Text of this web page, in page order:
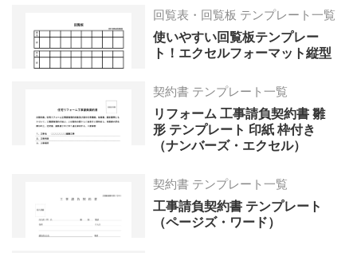
回覧表・回覧板 テンプレート一覧
使いやすい回覧板テンプレー
ト！エクセルフォーマット縦型
契約書 テンプレート一覧
リフォーム 工事請負契約書 雛
形 テンプレート 印紙 枠付き
（ナンバーズ・エクセル）
契約書 テンプレート一覧
工事請負契約書 テンプレート
（ページズ・ワード）